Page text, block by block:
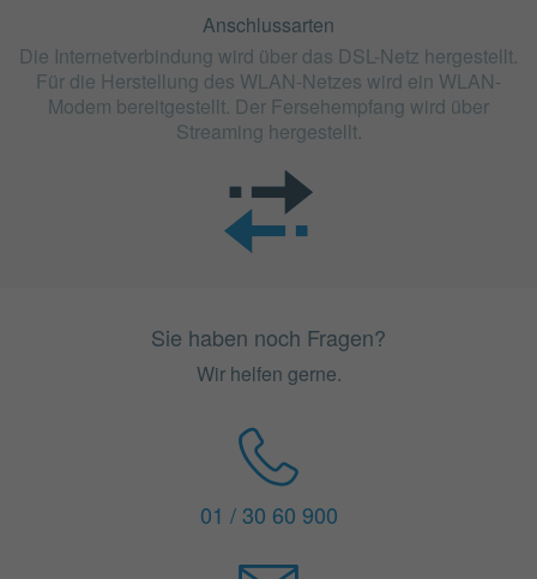
Anschlussarten
Die Internetverbindung wird über das DSL-Netz hergestellt.
Für die Herstellung des WLAN-Netzes wird ein WLAN-
Modem bereitgestellt. Der Fersehempfang wird über
Streaming hergestellt.
Sie haben noch Fragen?
Wir helfen gerne.
01 / 30 60 900